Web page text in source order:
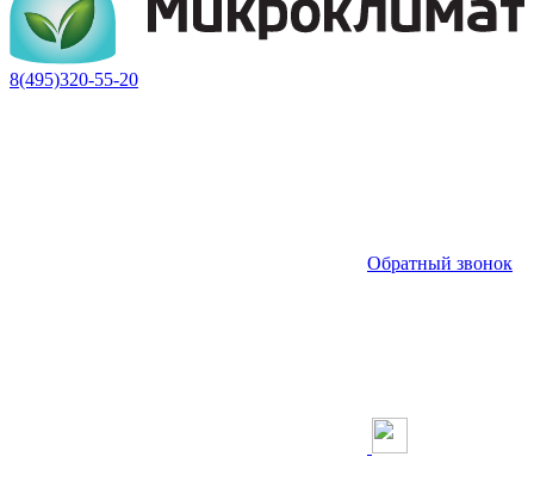
8(495)320-55-20
Обратный звонок